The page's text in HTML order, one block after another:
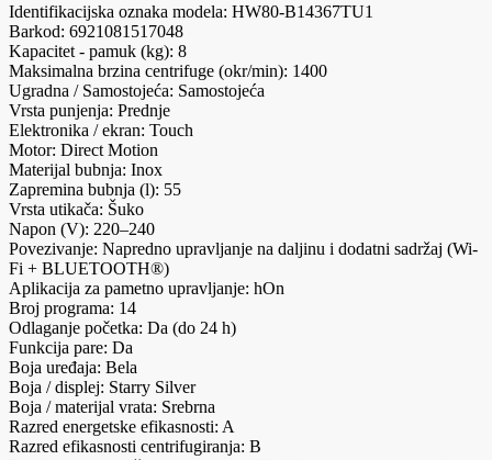
Identifikacijska oznaka modela: HW80-B14367TU1
Barkod: 6921081517048
Kapacitet - pamuk (kg): 8
Maksimalna brzina centrifuge (okr/min): 1400
Ugradna / Samostojeća: Samostojeća
Vrsta punjenja: Prednje
Elektronika / ekran: Touch
Motor: Direct Motion
Materijal bubnja: Inox
Zapremina bubnja (l): 55
Vrsta utikača: Šuko
Napon (V): 220–240
Povezivanje: Napredno upravljanje na daljinu i dodatni sadržaj (Wi-
Fi + BLUETOOTH®)
Aplikacija za pametno upravljanje: hOn
Broj programa: 14
Odlaganje početka: Da (do 24 h)
Funkcija pare: Da
Boja uređaja: Bela
Boja / displej: Starry Silver
Boja / materijal vrata: Srebrna
Razred energetske efikasnosti: A
Razred efikasnosti centrifugiranja: B